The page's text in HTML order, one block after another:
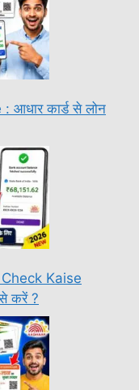
कार्ड से लोन
Kaise
करें ?